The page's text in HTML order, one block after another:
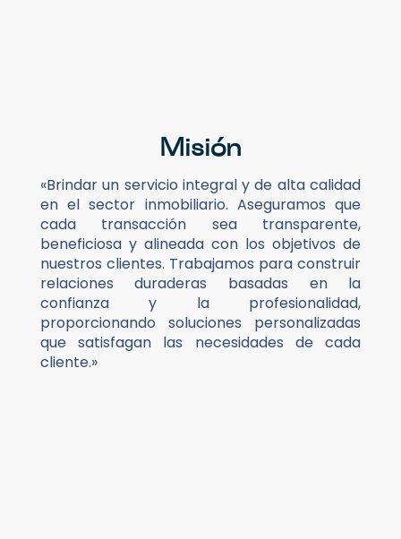
Misión
«Brindar un servicio integral y de alta calidad
en el sector inmobiliario. Aseguramos que
cada transacción sea transparente,
beneficiosa y alineada con los objetivos de
nuestros clientes. Trabajamos para construir
relaciones duraderas basadas en la
confianza y la profesionalidad,
proporcionando soluciones personalizadas
que satisfagan las necesidades de cada
cliente.»